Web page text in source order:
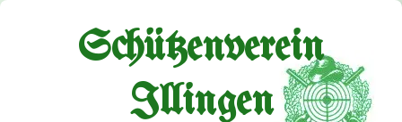
Schützenverein
Illingen